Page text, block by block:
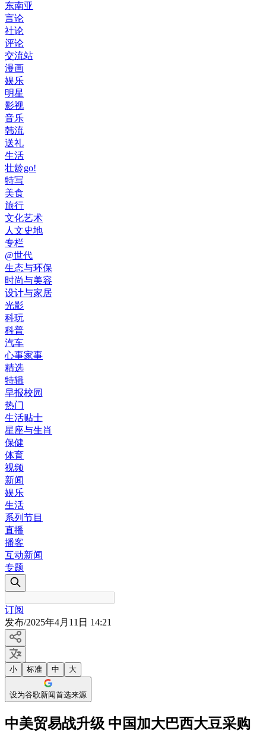
东南亚
言论
社论
评论
交流站
漫画
娱乐
明星
影视
音乐
韩流
送礼
生活
壮龄go!
特写
美食
旅行
文化艺术
人文史地
专栏
@世代
生态与环保
时尚与美容
设计与家居
光影
科玩
科普
汽车
心事家事
精选
特辑
早报校园
热门
生活贴士
星座与生肖
保健
体育
视频
新闻
娱乐
生活
系列节目
直播
播客
互动新闻
专题
订阅
发布/2025年4月11日 14:21
小 标准 中 大
设为谷歌新闻首选来源
中美贸易战升级 中国加大巴西大豆采购